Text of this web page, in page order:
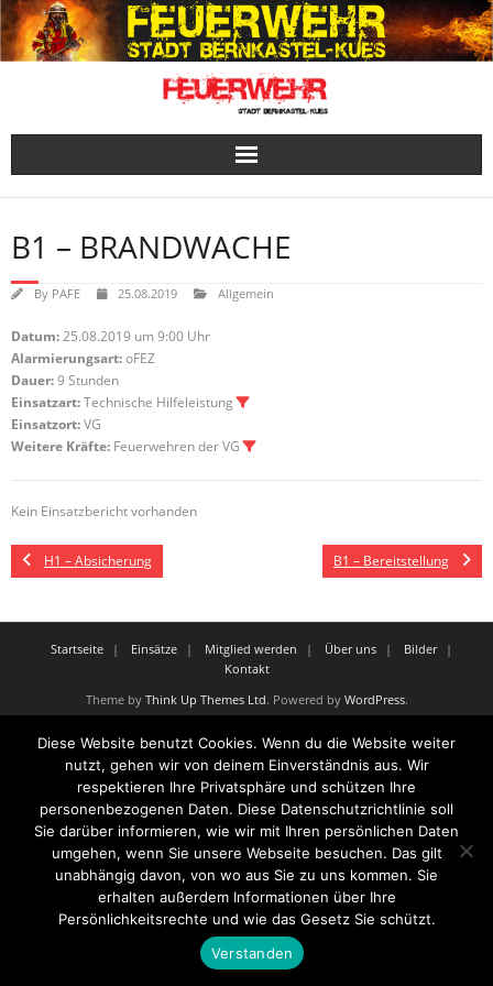
Skip
to
content
B1 – BRANDWACHE
By PAFE 25.08.2019 Allgemein
Datum:25.08.2019 um 9:00 Uhr
Alarmierungsart:oFEZ
Dauer:9 Stunden
Einsatzart:Technische Hilfeleistung
Einsatzort:VG
Weitere Kräfte: Feuerwehren der VG
Kein Einsatzbericht vorhanden
H1 – Absicherung B1 – Bereitstellung
Startseite Einsätze Mitglied werden Über uns
Bilder
Kontakt
Theme by Think Up Themes Ltd. Powered by WordPress.
Diese Website benutzt Cookies. Wenn du die Website weiter
nutzt, gehen wir von deinem Einverständnis aus. Wir
respektieren Ihre Privatsphäre und schützen Ihre
personenbezogenen Daten. Diese Datenschutzrichtlinie soll
Sie darüber informieren, wie wir mit Ihren persönlichen Daten
umgehen, wenn Sie unsere Webseite besuchen. Das gilt
unabhängig davon, von wo aus Sie zu uns kommen. Sie
erhalten außerdem Informationen über Ihre
Persönlichkeitsrechte und wie das Gesetz Sie schützt.
Verstanden